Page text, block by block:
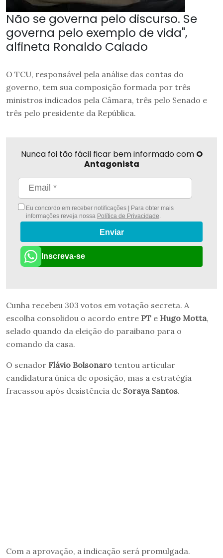
Não se governa pelo discurso. Se
governa pelo exemplo de vida",
alfineta Ronaldo Caiado
O TCU, responsável pela análise das contas do
governo, tem sua composição formada por três
ministros indicados pela Câmara, três pelo Senado e
três pelo presidente da República.
Nunca foi tão fácil ficar bem informado com O
Antagonista
Eu concordo em receber notificações | Para obter mais
informações reveja nossa Política de Privacidade
Enviar
Inscreva-se
Cunha recebeu 303 votos em votação secreta. A
escolha consolidou o acordo entre PT e Hugo Motta,
selado quando da eleição do paraibano para o
comando da casa.
O senador Flávio Bolsonaro tentou articular
candidatura única de oposição, mas a estratégia
fracassou após desistência de Soraya Santos.
Com a aprovação, a indicação será promulgada.